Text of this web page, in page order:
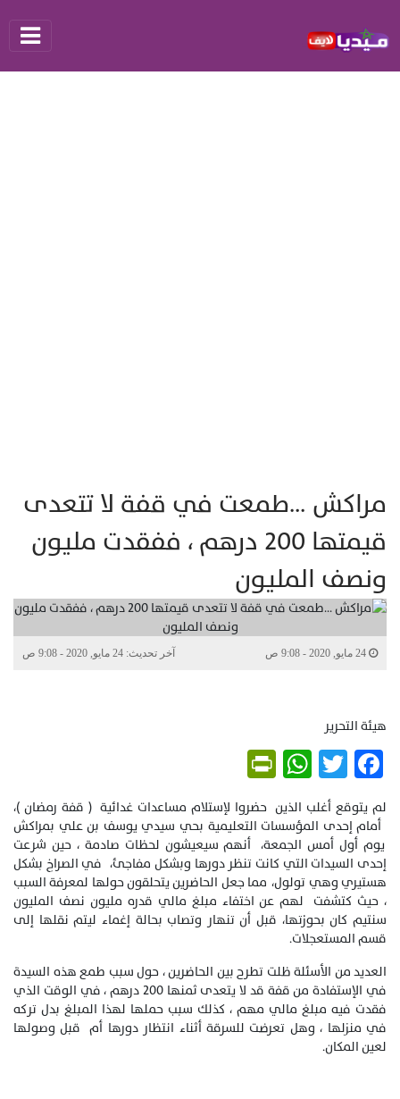
مراكش …طمعت في قفة لا تتعدى
قيمتها 200 درهم ، ففقدت مليون
ونصف المليون
آخر تحديث: 24 مايو, 2020 - 9:08 ص
هيئة التحرير
Facebook
Twitter
WhatsApp
لم يتوقع أغلب الذين حضروا لإستلام مساعدات غدائية ( قفة رمضان )،
أمام إحدى المؤسسات التعليمية بحي سيدي يوسف بن علي بمراكش
يوم أول أمس الجمعة، أنهم سيعيشون لحظات صادمة ، حين شرعت
إحدى السيدات التي كانت تنظر دورها وبشكل مفاجئ، في الصراخ بشكل
هستيري وهي تولول، مما جعل الحاضرين يتحلقون حولها لمعرفة السبب
، حيث كتشفت لهم عن اختفاء مبلغ مالي قدره مليون نصف المليون
سنتيم كان بحوزتها، قبل أن تنهار وتصاب بحالة إغماء ليتم نقلها إلى
قسم المستعجلات.
العديد من الأسئلة ظلت تطرح بين الحاضرين ، حول سبب طمع هذه السيدة
في الإستفادة من قفة قد لا يتعدى ثمنها 200 درهم ، في الوقت الذي
فقدت فيه مبلغ مالي مهم ، كذلك سبب حملها لهذا المبلغ بدل تركه
في منزلها ، وهل تعرضت للسرقة أثناء انتظار دورها أم قبل وصولها
لعين المكان.